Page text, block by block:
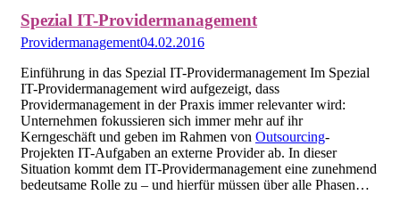
Spezial IT-Providermanagement
Providermanagement04.02.2016
Einführung in das Spezial IT-Providermanagement Im Spezial
IT-Providermanagement wird aufgezeigt, dass
Providermanagement in der Praxis immer relevanter wird:
Unternehmen fokussieren sich immer mehr auf ihr
Kerngeschäft und geben im Rahmen von Outsourcing-
Projekten IT-Aufgaben an externe Provider ab. In dieser
Situation kommt dem IT-Providermanagement eine zunehmend
bedeutsame Rolle zu – und hierfür müssen über alle Phasen…